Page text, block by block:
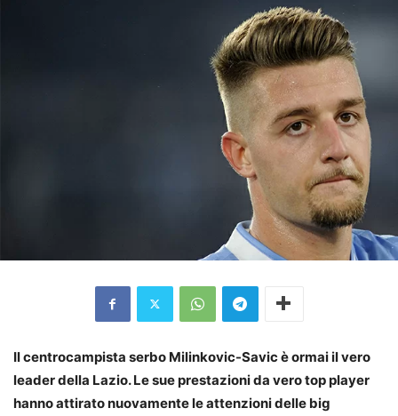
Il centrocampista serbo Milinkovic-Savic è ormai il vero
leader della Lazio. Le sue prestazioni da vero top player
hanno attirato nuovamente le attenzioni delle big